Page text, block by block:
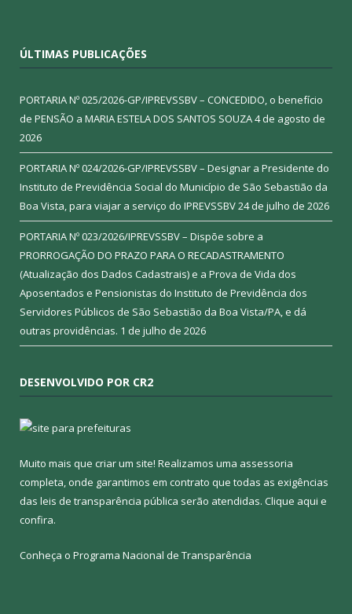
ÚLTIMAS PUBLICAÇÕES
PORTARIA Nº 025/2026-GP/IPREVSSBV – CONCEDIDO, o benefício
de PENSÃO a MARIA ESTELA DOS SANTOS SOUZA4 de agosto de
2026
PORTARIA Nº 024/2026-GP/IPREVSSBV – Designar a Presidente do
Instituto de Previdência Social do Município de São Sebastião da
Boa Vista, para viajar a serviço do IPREVSSBV24 de julho de 2026
PORTARIA Nº 023/2026/IPREVSSBV – Dispõe sobre a
PRORROGAÇÃO DO PRAZO PARA O RECADASTRAMENTO
(Atualização dos Dados Cadastrais) e a Prova de Vida dos
Aposentados e Pensionistas do Instituto de Previdência dos
Servidores Públicos de São Sebastião da Boa Vista/PA, e dá
outras providências. 1 de julho de 2026
DESENVOLVIDO POR CR2
Muito mais que criar um site! Realizamos uma assessoria
completa, onde garantimos em contrato que todas as exigências
das leis de transparência pública serão atendidas. Clique aqui e
confira.
Conheça o Programa Nacional de Transparência